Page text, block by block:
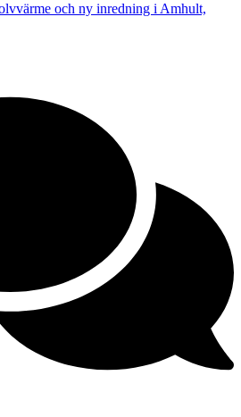
och ny inredning i Amhult,